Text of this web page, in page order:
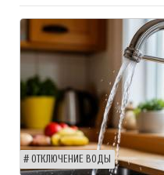
ОТКЛЮЧЕНИЕ ВОДЫ